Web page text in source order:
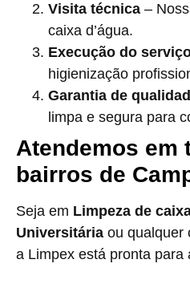
Visita técnica –
caixa d’água.
Execução do
higienização
Garantia de
limpa e segura para
Atendemos em
bairros de
Seja em Limpeza de
Universitária ou qualquer
a Limpex está pronta para